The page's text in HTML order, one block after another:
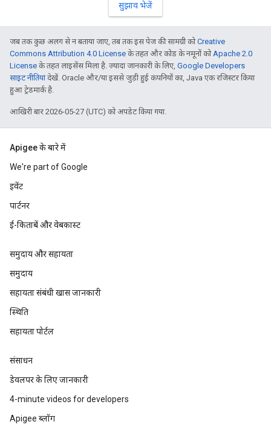
सुझाव भेजें
जब तक कुछ अलग से न बताया जाए, तब तक इस पेज की सामग्री कोCreative
Commons Attribution 4.0 License के तहत और कोड के नमूनों कोApache 2.0
License के तहत लाइसेंस मिला है. ज़्यादा जानकारी के लिए, Google Developers
साइट नीतियांदेखें. Oracle और/या इससे जुड़ी हुई कंपनियों का, Java एक रजिस्टर किया
हुआ ट्रेडमार्क है.
आखिरी बार 2026-05-27 (UTC) को अपडेट किया गया.
Apigee के बारे में
We're part of Google
इवेंट
पार्टनर
ई-किताबें और वेबकास्ट
समुदाय और सहायता
समुदाय
सहायता संबंधी खास जानकारी
स्थिति
सहायता पोर्टल
संसाधन
डेवलपर के लिए जानकारी
4-minute videos for developers
Apigee ब्लॉग